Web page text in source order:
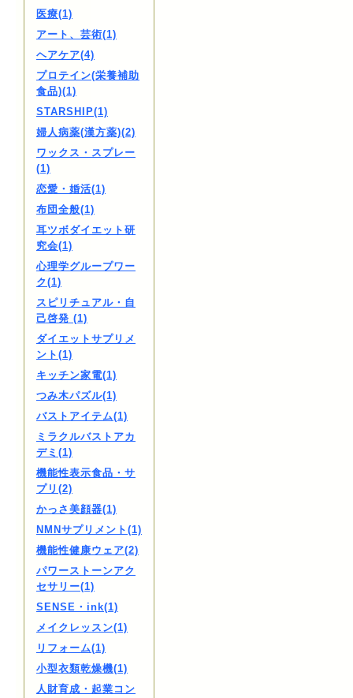
医療(1)
アート、芸術(1)
ヘアケア(4)
プロテイン(栄養補助
食品)(1)
STARSHIP(1)
婦人病薬(漢方薬)(2)
ワックス・スプレー
(1)
恋愛・婚活(1)
布団全般(1)
耳ツボダイエット研
究会(1)
心理学グループワー
ク(1)
スピリチュアル・自
己啓発 (1)
ダイエットサプリメ
ント(1)
キッチン家電(1)
つみ木パズル(1)
バストアイテム(1)
ミラクルバストアカ
デミ(1)
機能性表示食品・サ
プリ(2)
かっさ美顔器(1)
NMNサプリメント(1)
機能性健康ウェア(2)
パワーストーンアク
セサリー(1)
SENSE・ink(1)
メイクレッスン(1)
リフォーム(1)
小型衣類乾燥機(1)
人財育成・起業コン